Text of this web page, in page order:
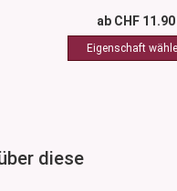
ab CHF 11.90
diese